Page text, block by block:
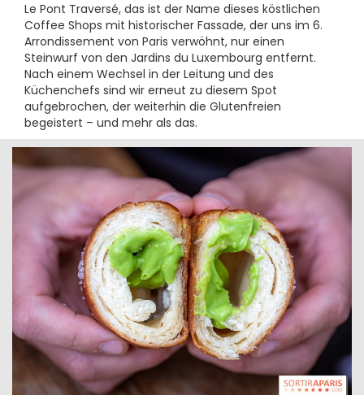
Le Pont Traversé, das ist der Name dieses köstlichen
Coffee Shops mit historischer Fassade, der uns im 6.
Arrondissement von Paris verwöhnt, nur einen
Steinwurf von den Jardins du Luxembourg entfernt.
Nach einem Wechsel in der Leitung und des
Küchenchefs sind wir erneut zu diesem Spot
aufgebrochen, der weiterhin die Glutenfreien
begeistert – und mehr als das.